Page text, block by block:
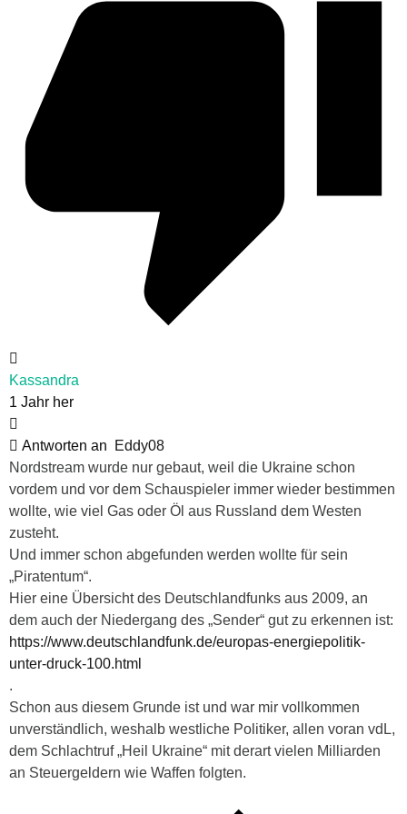
Kassandra
1 Jahr her
Antworten an
Eddy08
Nordstream wurde nur gebaut, weil die Ukraine schon
vordem und vor dem Schauspieler immer wieder bestimmen
wollte, wie viel Gas oder Öl aus Russland dem Westen
zusteht.
Und immer schon abgefunden werden wollte für sein
„Piratentum“.
Hier eine Übersicht des Deutschlandfunks aus 2009, an
dem auch der Niedergang des „Sender“ gut zu erkennen ist:
https://www.deutschlandfunk.de/europas-energiepolitik-
unter-druck-100.html
.
Schon aus diesem Grunde ist und war mir vollkommen
unverständlich, weshalb westliche Politiker, allen voran vdL,
dem Schlachtruf „Heil Ukraine“ mit derart vielen Milliarden
an Steuergeldern wie Waffen folgten.